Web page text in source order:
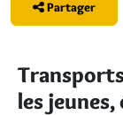
Partager
les